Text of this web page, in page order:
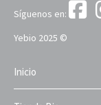
Síguenos en:
Yebio 2025 ©
Inicio